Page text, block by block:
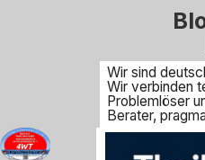
Wir sind
Wir verbinden
Problemlöser
Berater,